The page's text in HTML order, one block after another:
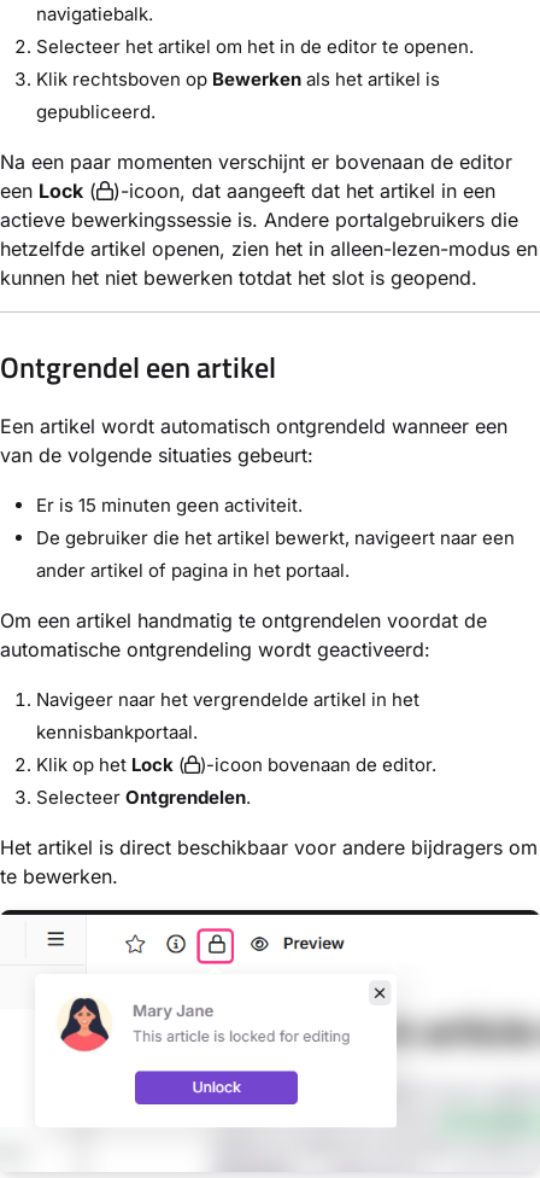
navigatiebalk.
Selecteer het artikel om het in de editor te openen.
Klik rechtsboven op Bewerken als het artikel is
gepubliceerd.
Na een paar momenten verschijnt er bovenaan de editor
een Lock (
)-icoon, dat aangeeft dat het artikel in een
actieve bewerkingssessie is. Andere portalgebruikers die
hetzelfde artikel openen, zien het in alleen-lezen-modus en
kunnen het niet bewerken totdat het slot is geopend.
Ontgrendel een artikel
Een artikel wordt automatisch ontgrendeld wanneer een
van de volgende situaties gebeurt:
Er is 15 minuten geen activiteit.
De gebruiker die het artikel bewerkt, navigeert naar een
ander artikel of pagina in het portaal.
Om een artikel handmatig te ontgrendelen voordat de
automatische ontgrendeling wordt geactiveerd:
Navigeer naar het vergrendelde artikel in het
kennisbankportaal.
Klik op het Lock (
)-icoon bovenaan de editor.
Selecteer Ontgrendelen.
Het artikel is direct beschikbaar voor andere bijdragers om
te bewerken.